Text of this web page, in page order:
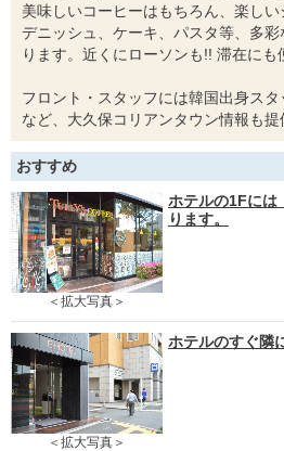
美味しいコーヒーはもちろん、楽しい
デニッシュ、ケーキ、パスタ等、多
ります。近くにローソンも!! 滞在にも
フロント・スタッフには韓国出身ス
など、大久保コリアンタウン情報も
おすすめ
＜拡大写真＞
ホテルの1Fには
ります。
＜拡大写真＞
ホテルのすぐ隣